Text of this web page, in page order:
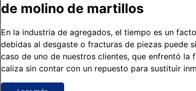
de molino de martillos
En la industria de agregados, el tiempo es un
debidas al desgaste o fracturas de piezas puede
caso de uno de nuestros clientes, que enfrentó
caliza sin contar con un repuesto para sustituir